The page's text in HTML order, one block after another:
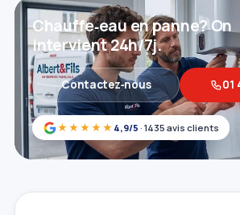
★★★★★ 4,9/5 · 1435 avis clients
Chauffe‑eau en panne? On
intervient 24h/7j.
Contactez‑nous 01